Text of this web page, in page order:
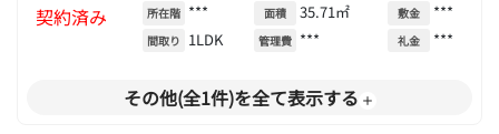
契約済み 所在階 ***
間取り 1LDK
面積 35.71㎡
管理費 ***
敷金 ***
礼金 ***
その他(全1件)を全て表示する